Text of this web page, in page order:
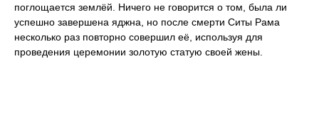
поглощается землёй. Ничего не говорится о том, была ли
успешно завершена яджна, но после смерти Ситы Рама
несколько раз повторно совершил её, используя для
проведения церемонии золотую статую своей жены.